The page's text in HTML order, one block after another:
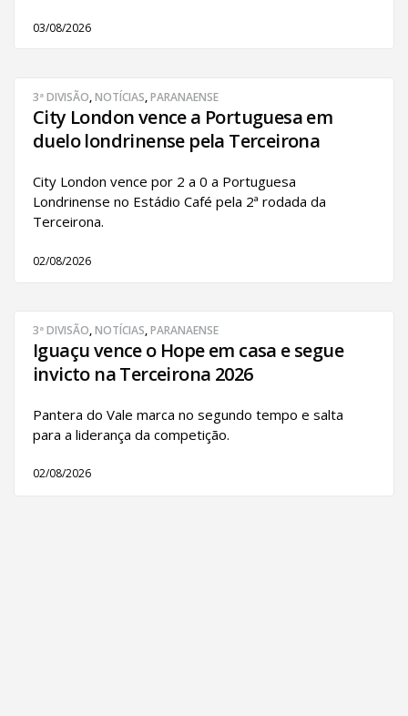
03/08/2026
3ª DIVISÃO,NOTÍCIAS,PARANAENSE
City London vence a Portuguesa em
duelo londrinense pela Terceirona
City London vence por 2 a 0 a Portuguesa
Londrinense no Estádio Café pela 2ª rodada da
Terceirona.
02/08/2026
3ª DIVISÃO,NOTÍCIAS,PARANAENSE
Iguaçu vence o Hope em casa e segue
invicto na Terceirona 2026
Pantera do Vale marca no segundo tempo e salta
para a liderança da competição.
02/08/2026